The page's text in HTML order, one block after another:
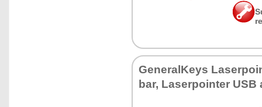
Ge­ne­ral­Keys
bar, La­ser­poin­ter USB